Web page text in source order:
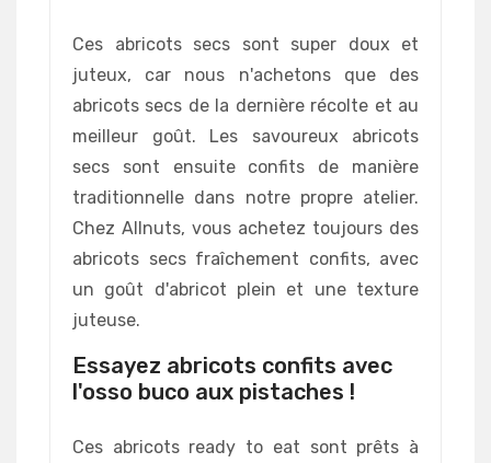
Ces abricots secs sont super doux et
juteux, car nous n'achetons que des
abricots secs de la dernière récolte et au
meilleur goût. Les savoureux abricots
secs sont ensuite confits de manière
traditionnelle dans notre propre atelier.
Chez Allnuts, vous achetez toujours des
abricots secs fraîchement confits, avec
un goût d'abricot plein et une texture
juteuse.
Essayez abricots confits avec
l'osso buco aux pistaches !
Ces abricots ready to eat sont prêts à